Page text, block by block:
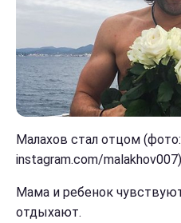
Малахов стал отцом (фото:
instagram.com/malakhov007)
Мама и ребенок
отдыхают.